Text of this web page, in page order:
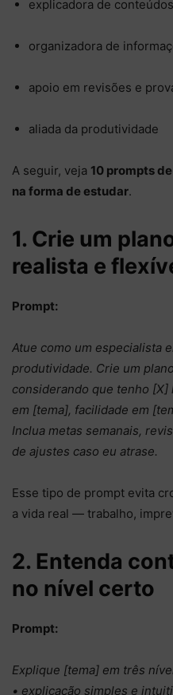
explicadora de
organizadora de
apoio em revisões e
aliada da produtividade
A seguir, veja 10 prompts
na forma de estudar.
1. Crie um
realista e
Prompt:
Atue como um especialista
produtividade. Crie um
considerando que tenho
em [tema], facilidade em
Inclua metas semanais,
de ajustes caso eu atrase.
Esse tipo de prompt evita
a vida real — trabalho,
2. Entenda
no nível certo
Prompt:
Explique [tema] em três
• explicação simples e